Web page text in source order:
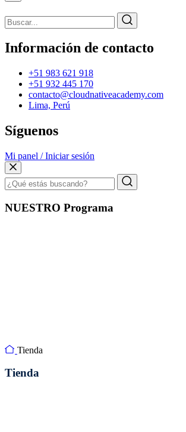
Información de contacto
+51 983 621 918
+51 932 445 170
contacto@cloudnativeacademy.com
Lima, Perú
Síguenos
Mi panel / Iniciar sesión
NUESTRO Programa
Tienda
Tienda